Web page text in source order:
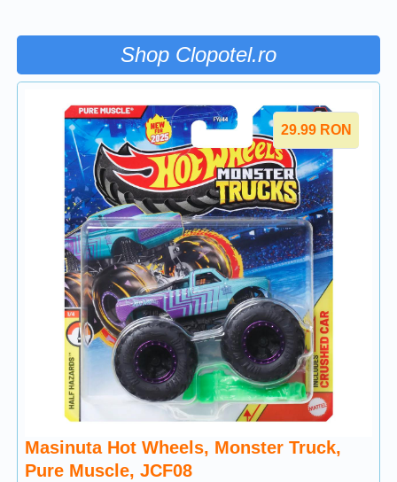
Shop Clopotel.ro
29.99 RON
Masinuta Hot Wheels, Monster Truck,
Pure Muscle, JCF08